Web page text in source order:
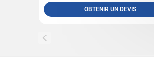
OBTENIR UN DEVIS